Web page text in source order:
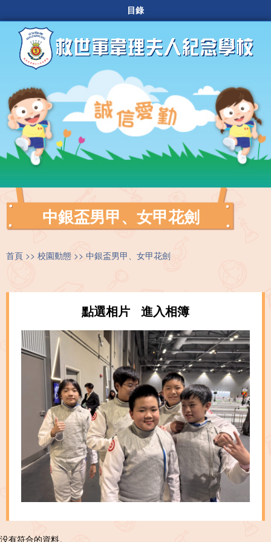
目錄
中銀盃男甲、女甲花劍
首頁 校園動態 中銀盃男甲、女甲花劍
點選相片 進入相簿
没有符合的資料。